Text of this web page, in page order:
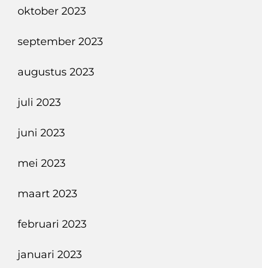
oktober 2023
september 2023
augustus 2023
juli 2023
juni 2023
mei 2023
maart 2023
februari 2023
januari 2023